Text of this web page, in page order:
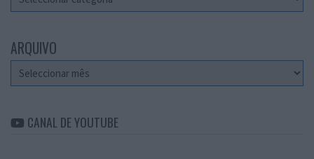
ARQUIVO
Arquivo
CANAL DE YOUTUBE